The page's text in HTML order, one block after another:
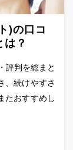
)の口コ
は？
評判を総まと
、続けやすさ
たおすすめし